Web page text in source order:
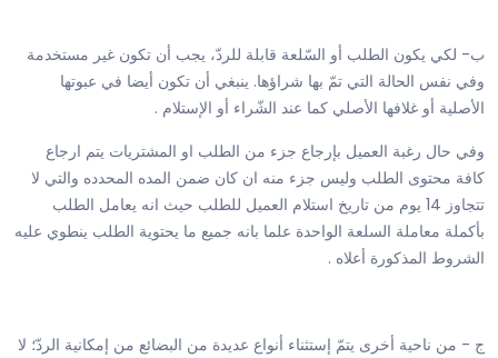
ب- لكي يكون الطلب أو السّلعة قابلة للردّ، يجب أن تكون غير مستخدمة
وفي نفس الحالة التي تمّ بها شراؤها. ينبغي أن تكون أيضا في عبوتها
الأصلية أو غلافها الأصلي كما عند الشّراء أو الإستلام .
وفي حال رغبة العميل بإرجاع جزء من الطلب او المشتريات يتم ارجاع
كافة محتوى الطلب وليس جزء منه ان كان ضمن المده المحدده والتي لا
تتجاوز 14 يوم من تاريخ استلام العميل للطلب حيث انه يعامل الطلب
بأكملة معاملة السلعة الواحدة علما بانه جميع ما يحتوية الطلب ينطوي عليه
الشروط المذكورة أعلاه .
ج - من ناحية أخرى يتمّ إستثناء أنواع عديدة من البضائع من إمكانية الردّ؛ لا